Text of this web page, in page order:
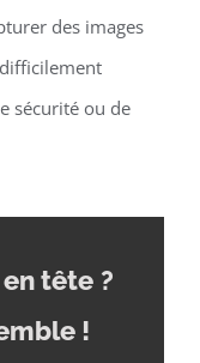
des images
sécurité ou de
tête ?
!